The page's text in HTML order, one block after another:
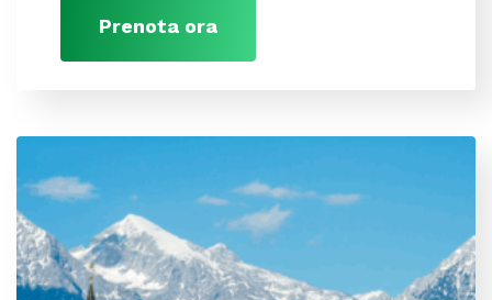
Prenota ora